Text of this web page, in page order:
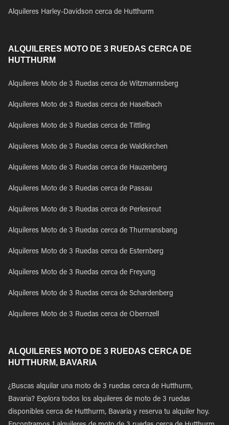
Alquileres Harley-Davidson cerca de Hutthurm
ALQUILERES MOTO DE 3 RUEDAS CERCA DE
HUTTHURM
Alquileres Moto de 3 Ruedas cerca de Witzmannsberg
Alquileres Moto de 3 Ruedas cerca de Haselbach
Alquileres Moto de 3 Ruedas cerca de Tittling
Alquileres Moto de 3 Ruedas cerca de Waldkirchen
Alquileres Moto de 3 Ruedas cerca de Hauzenberg
Alquileres Moto de 3 Ruedas cerca de Passau
Alquileres Moto de 3 Ruedas cerca de Perlesreut
Alquileres Moto de 3 Ruedas cerca de Thurmansbang
Alquileres Moto de 3 Ruedas cerca de Esternberg
Alquileres Moto de 3 Ruedas cerca de Freyung
Alquileres Moto de 3 Ruedas cerca de Schardenberg
Alquileres Moto de 3 Ruedas cerca de Obernzell
ALQUILERES MOTO DE 3 RUEDAS CERCA DE
HUTTHURM, BAVARIA
¿Buscas alquilar una moto de 3 ruedas cerca de Hutthurm,
Bavaria? Explora todos los alquileres de moto de 3 ruedas
disponibles cerca de Hutthurm, Bavaria y reserva tu alquiler hoy.